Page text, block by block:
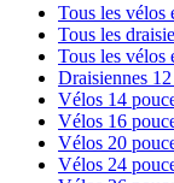
Tous les vélos
Tous les
Tous les vélos
Draisiennes
Vélos 14
Vélos 16
Vélos 20
Vélos 24